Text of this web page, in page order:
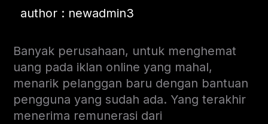
author : newadmin3
Banyak perusahaan, untuk menghemat
uang pada iklan online yang mahal,
menarik pelanggan baru dengan bantuan
pengguna yang sudah ada. Yang terakhir
menerima remunerasi dari